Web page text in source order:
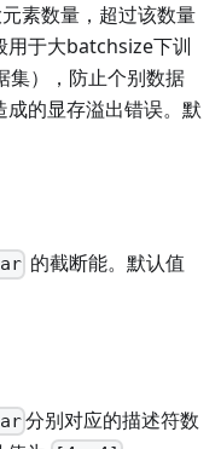
素数量，超过该数量
用于大batchsize下训
集），防止个别数据
的显存溢出错误。默
的截断能。默认值
分别对应的描述符数